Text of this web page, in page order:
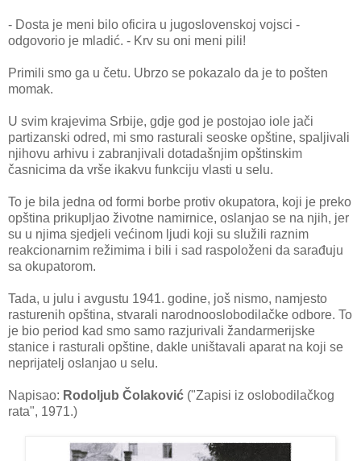
- Dosta je meni bilo oficira u jugoslovenskoj vojsci -
odgovorio je mladić. - Krv su oni meni pili!
Primili smo ga u četu. Ubrzo se pokazalo da je to pošten
momak.
U svim krajevima Srbije, gdje god je postojao iole jači
partizanski odred, mi smo rasturali seoske opštine, spaljivali
njihovu arhivu i zabranjivali dotadašnjim opštinskim
časnicima da vrše ikakvu funkciju vlasti u selu.
To je bila jedna od formi borbe protiv okupatora, koji je preko
opština prikupljao životne namirnice, oslanjao se na njih, jer
su u njima sjedjeli većinom ljudi koji su služili raznim
reakcionarnim režimima i bili i sad raspoloženi da sarađuju
sa okupatorom.
Tada, u julu i avgustu 1941. godine, još nismo, namjesto
rasturenih opština, stvarali narodnooslobodilačke odbore. To
je bio period kad smo samo razjurivali žandarmerijske
stanice i rasturali opštine, dakle uništavali aparat na koji se
neprijatelj oslanjao u selu.
Napisao: Rodoljub Čolaković ("Zapisi iz oslobodilačkog
rata", 1971.)